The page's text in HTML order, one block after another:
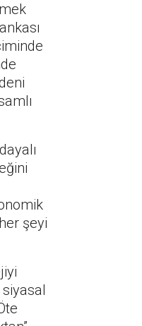
şeyi
siyasal